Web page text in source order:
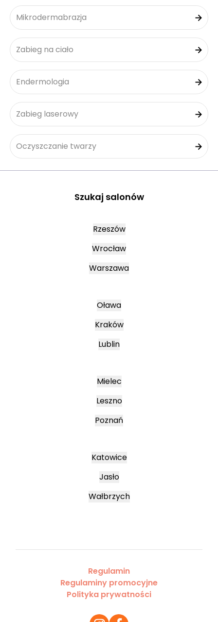
Mikrodermabrazja
Zabieg na ciało
Endermologia
Zabieg laserowy
Oczyszczanie twarzy
Szukaj salonów
Rzeszów
Wrocław
Warszawa
Oława
Kraków
Lublin
Mielec
Leszno
Poznań
Katowice
Jasło
Wałbrzych
Regulamin
Regulaminy promocyjne
Polityka prywatności